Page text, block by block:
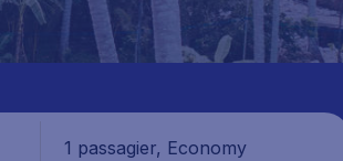
1 passagier, Economy